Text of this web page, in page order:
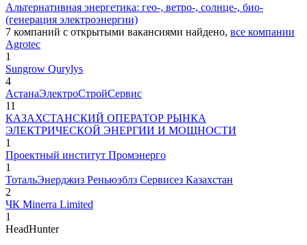
Альтернативная энергетика: гео-, ветро-, солнце-, био-
(генерация электроэнергии)
7 компаний с открытыми вакансиями найдено, все компании
Agrotec
1
Sungrow Qurylys
4
АстанаЭлектроСтройСервис
11
КАЗАХСТАНСКИЙ ОПЕРАТОР РЫНКА
ЭЛЕКТРИЧЕСКОЙ ЭНЕРГИИ И МОЩНОСТИ
1
Проектный институт Промэнерго
1
ТотальЭнерджиз Реньюэблз Сервисез Казахстан
2
ЧК Minerra Limited
1
HeadHunter